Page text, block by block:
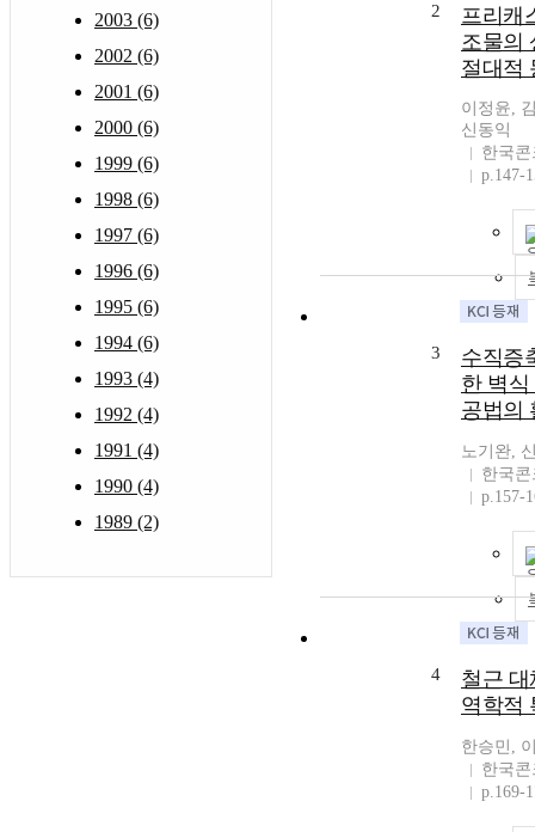
2003 (6)
2002 (6)
2001 (6)
2000 (6)
1999 (6)
1998 (6)
1997 (6)
1996 (6)
1995 (6)
1994 (6)
1993 (4)
1992 (4)
1991 (4)
1990 (4)
1989 (2)
2
프리캐
조물의
절대적
이정윤,
신동익
한국
p.147-
3
수직증
한 벽
공법의
노기완,
한국
p.157-
4
철근
역학적
한승민,
한국
p.169-